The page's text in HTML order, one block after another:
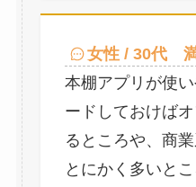
女性 / 30代
本棚アプリが使
ードしておけば
るところや、商
とにかく多いと